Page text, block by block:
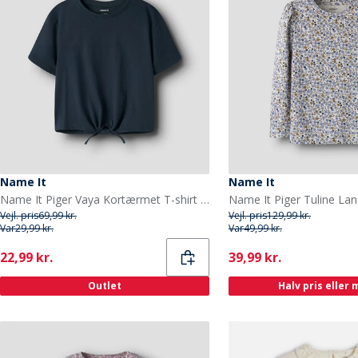
Name It
Name It Piger Vaya Kortærmet T-shirt Dark Sapphire
Vejl. pris69,99 kr.
Var29,99 kr.
Current
22,99 kr.
Outlet
Name It
Vejl. pris129,99 kr.
Var49,99 kr.
Current
39,99 kr.
Halv pris eller